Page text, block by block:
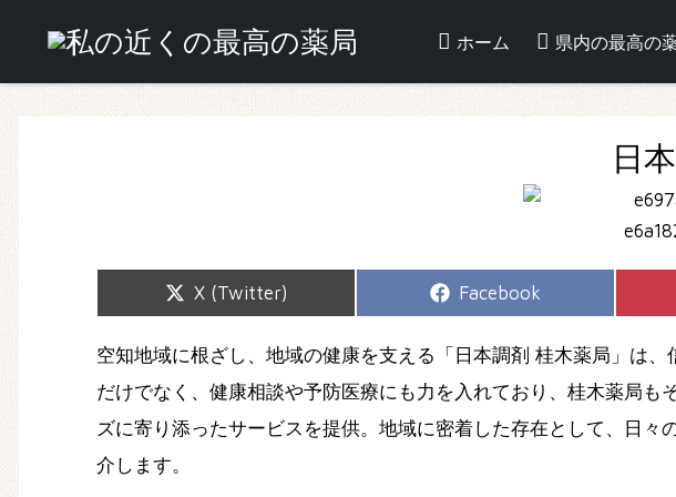
ホーム 県内の最高の
日
Share
X (Twitter)
Share
Facebook
空知地域に根ざし、地域の健康を支える「日本調剤 桂木薬局」は
だけでなく、健康相談や予防医療にも力を入れており、桂木薬局
ズに寄り添ったサービスを提供。地域に密着した存在として、日
介します。